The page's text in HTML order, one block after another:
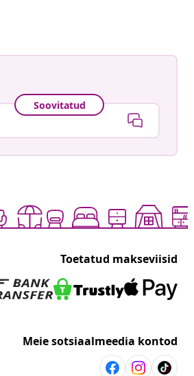
Soovitatud
Toetatud makseviisid
Meie sotsiaalmeedia kontod